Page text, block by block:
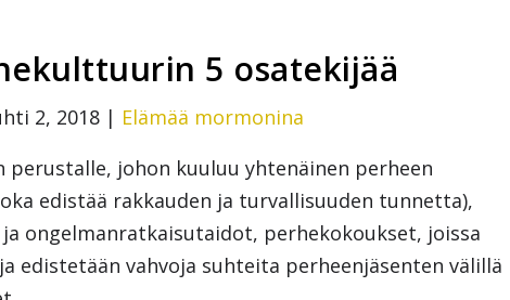
5 osatekijää
2, 2018| Elämää mormonina
johon kuuluu yhtenäinen perheen
edistää rakkauden ja turvallisuuden tunnetta),
ongelmanratkaisutaidot, perhekokoukset, joissa
edistetään vahvoja suhteita perheenjäsenten välillä